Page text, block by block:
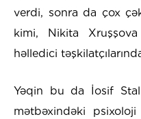
verdi, sonra da çox
kimi, Nikita
həlledici
Yəqin bu da İosif
mətbəxindəki